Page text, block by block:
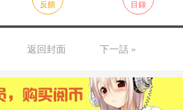
反饋
目錄
返回封面 下一話 »